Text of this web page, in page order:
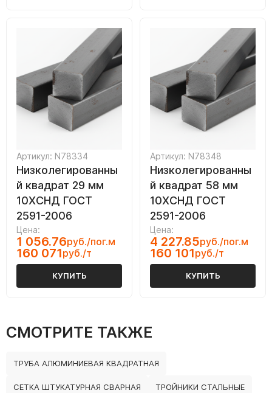
Артикул: N78334
Низколегированны
й квадрат 29 мм
10ХСНД ГОСТ
2591-2006
Цена:
1 056.76руб./пог.м
160 071руб./т
КУПИТЬ
Артикул: N78348
Низколегированны
й квадрат 58 мм
10ХСНД ГОСТ
2591-2006
Цена:
4 227.85руб./пог.м
160 101руб./т
КУПИТЬ
СМОТРИТЕ ТАКЖЕ
ТРУБА АЛЮМИНИЕВАЯ КВАДРАТНАЯ
СЕТКА ШТУКАТУРНАЯ СВАРНАЯ ТРОЙНИКИ СТАЛЬНЫЕ